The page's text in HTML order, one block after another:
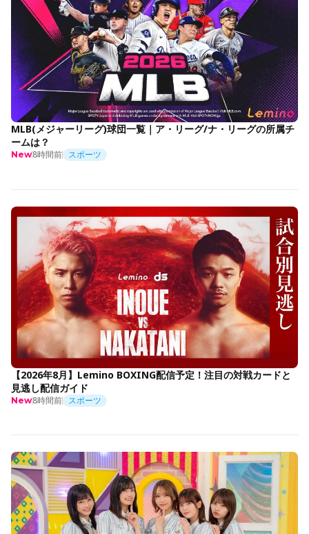
MLB(メジャーリーグ)球団一覧｜ア・リーグ/ナ・リーグの所属チ
ームは？
New8時間前 スポーツ
【2026年8月】Lemino BOXING配信予定！注目の対戦カードと
見逃し配信ガイド
New8時間前 スポーツ